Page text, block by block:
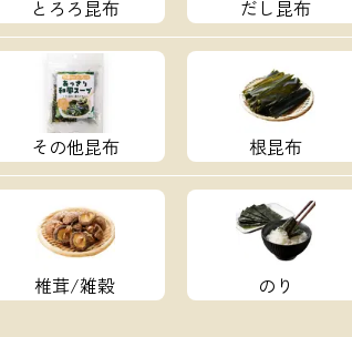
とろろ昆布 だし昆布
その他昆布 根昆布
椎茸/雑穀 のり